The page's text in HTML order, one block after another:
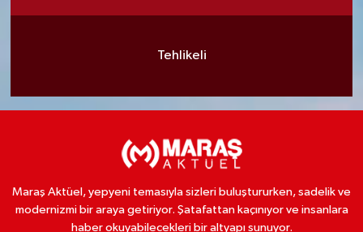
Tehlikeli
Maraş Aktüel, yepyeni temasıyla sizleri buluştururken, sadelik ve
modernizmi bir araya getiriyor. Şatafattan kaçınıyor ve insanlara
haber okuyabilecekleri bir altyapı sunuyor.